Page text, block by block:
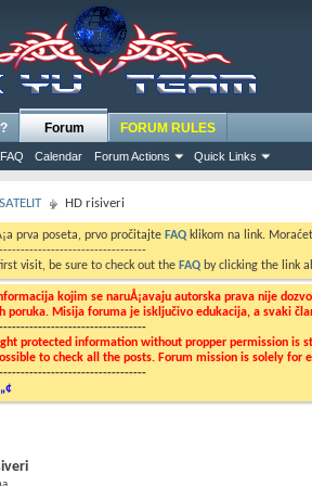
Forum
FAQ Calendar Forum Actions Quick Links
FORUM RULES
SATELIT HD risiveri
prva poseta, prvo pročitajte FAQ klikom na link.
visit, be sure to check out the FAQ by clicking the link
kojim se naruÅ¡avaju autorska prava nije
poruka. Misija foruma je isključivo edukacija, a svaki
protected information without propper permission
to check all the posts. Forum mission is solely